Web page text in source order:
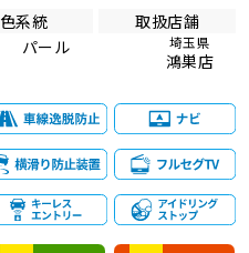
色系統
パール
取扱店舗
埼玉県
鴻巣店